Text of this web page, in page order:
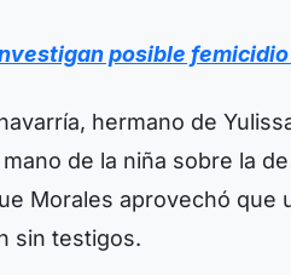
posible
hermano de
de la niña sobre la
Morales aprovechó que
sin testigos.